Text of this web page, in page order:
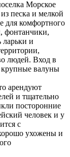
Морское
песка и мелкой
для комфортного
фонтанчики,
ларьки и
людей. Вход в
крупные валуны
арендуют
и тщательно
посторонние
человек и у
с
ухожены и